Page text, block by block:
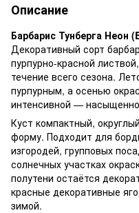
Описание
Барбарис Тунберга Неон
Декоративный сорт
пурпурно-красной
течение всего сезона.
пурпурным, а осенью
интенсивной —
Куст компактный,
форму. Подходит для
изгородей, групповых
солнечных участках
полутени остаётся
красные декоративные
зимой.